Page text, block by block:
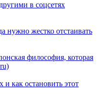
в соцсетях
нужно жестко отстаивать
философия, которая
как остановить этот